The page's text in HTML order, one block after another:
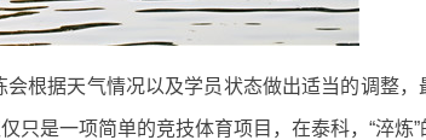
根据天气情况以及学员状态做出适当的调整，
只是一项简单的竞技体育项目，在泰科，“淬炼